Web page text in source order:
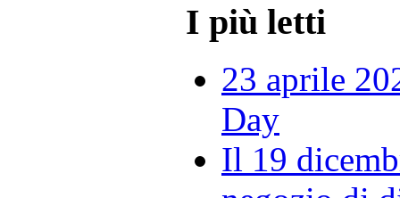
I più letti
23 aprile
Day
Il 19